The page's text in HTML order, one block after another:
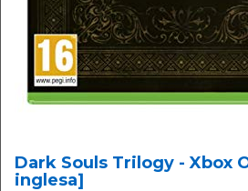
Dark Souls Trilogy - Xbox
inglesa]